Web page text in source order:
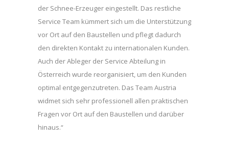
der Schnee-Erzeuger eingestellt. Das restliche
Service Team kümmert sich um die Unterstützung
vor Ort auf den Baustellen und pflegt dadurch
den direkten Kontakt zu internationalen Kunden.
Auch der Ableger der Service Abteilung in
Österreich wurde reorganisiert, um den Kunden
optimal entgegenzutreten. Das Team Austria
widmet sich sehr professionell allen praktischen
Fragen vor Ort auf den Baustellen und darüber
hinaus.“